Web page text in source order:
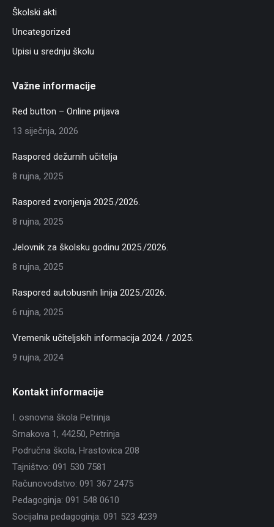
Školski akti
Uncategorized
Upisi u srednju školu
Važne informacije
Red button – Online prijava
13 siječnja, 2026
Raspored dežurnih učitelja
8 rujna, 2025
Raspored zvonjenja 2025./2026.
8 rujna, 2025
Jelovnik za školsku godinu 2025./2026.
8 rujna, 2025
Raspored autobusnih linija 2025./2026.
6 rujna, 2025
Vremenik učiteljskih informacija 2024. / 2025.
9 rujna, 2024
Kontakt informacije
I. osnovna škola Petrinja
Srnakova 1, 44250, Petrinja
Područna škola, Hrastovica 208
Tajništvo: 091 530 7581
Računovodstvo: 091 367 2475
Pedagoginja: 091 548 0610
Socijalna pedagoginja: 091 523 4239